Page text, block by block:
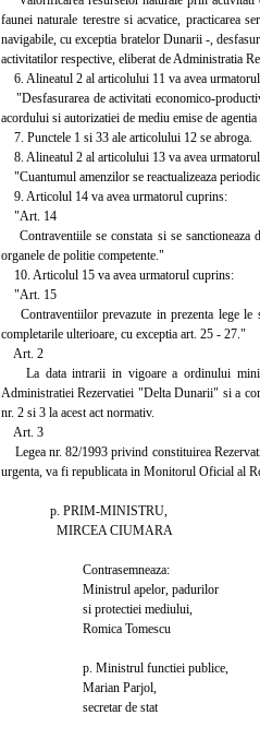
faunei naturale terestre si acvatice, practicarea
navigabile, cu exceptia bratelor Dunarii -,
activitatilor respective, eliberat de Administratia
6. Alineatul 2 al articolului 11 va avea
"Desfasurarea de activitati economico-
acordului si autorizatiei de mediu emise de
7. Punctele 1 si 33 ale articolului 12 se abroga.
8. Alineatul 2 al articolului 13 va avea
"Cuantumul amenzilor se reactualizeaza
9. Articolul 14 va avea urmatorul cuprins:
"Art. 14
Contraventiile se constata si se sanctioneaza
organele de politie competente."
10. Articolul 15 va avea urmatorul cuprins:
"Art. 15
Contraventiilor prevazute in prezenta lege le
completarile ulterioare, cu exceptia art. 25 - 27."
Art. 2
La data intrarii in vigoare a ordinului
Administratiei Rezervatiei "Delta Dunarii" si a
nr. 2 si 3 la acest act normativ.
Art. 3
Legea nr. 82/1993 privind constituirea
urgenta, va fi republicata in Monitorul Oficial al
p. PRIM-MINISTRU,
MIRCEA CIUMARA
Contrasemneaza:
Ministrul apelor, padurilor
si protectiei mediului,
Romica Tomescu
p. Ministrul functiei publice,
Marian Parjol,
secretar de stat